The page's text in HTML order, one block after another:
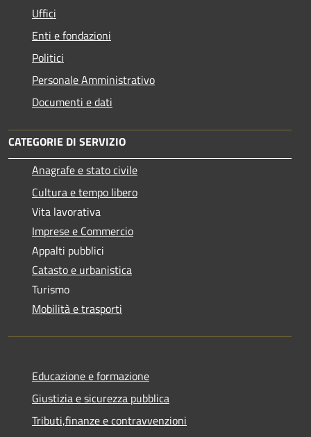
Uffici
Enti e fondazioni
Politici
Personale Amministrativo
Documenti e dati
CATEGORIE DI SERVIZIO
Anagrafe e stato civile
Cultura e tempo libero
Vita lavorativa
Imprese e Commercio
Appalti pubblici
Catasto e urbanistica
Turismo
Mobilità e trasporti
Educazione e formazione
Giustizia e sicurezza pubblica
Tributi,finanze e contravvenzioni